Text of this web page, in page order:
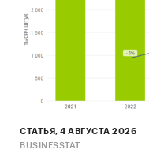
поставки
Беларусь. Сегмент
долей в 18,8%
экспортеров
Данные игроков
СТАТЬЯ, 4 АВГУСТА 2026
BUSINESSTAT